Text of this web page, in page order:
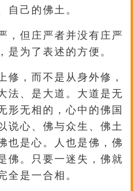
自己的佛土。
，但庄严者并没有庄严
是为了表述的方便。
修，而不是从身外修，
法、是大道。大道是无
形无相的，心中的佛国
说心、佛与众生、佛土
也是心。人也是佛，佛
佛。只要一迷失，佛就
全是一合相。